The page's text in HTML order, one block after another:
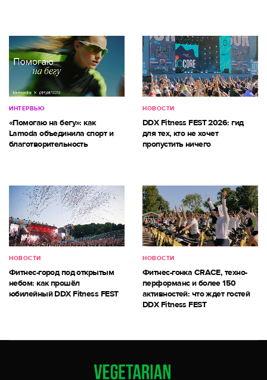
ИНТЕРВЬЮ
«Помогаю на бегу»: как
Lamoda объединила спорт и
благотворительность
НОВОСТИ
DDX Fitness FEST 2026: гид
для тех, кто не хочет
пропустить ничего
НОВОСТИ
Фитнес-город под открытым
небом: как прошёл
юбилейный DDX Fitness FEST
НОВОСТИ
Фитнес-гонка CRACE, техно-
перформанс и более 150
активностей: что ждет гостей
DDX Fitness FEST